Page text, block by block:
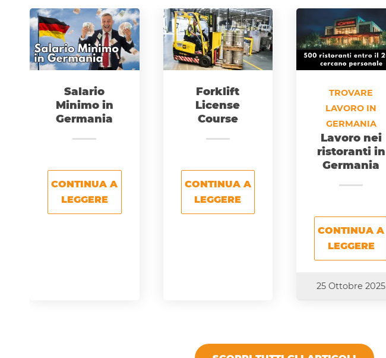
Salario
Minimo in
Germania
CONTINUA A
LEGGERE
Forklift
License
Course
CONTINUA A
LEGGERE
TROVARE
LAVORO IN
GERMANIA
Lavoro nei
ristoranti in
Germania
CONTINUA A
LEGGERE
25 Ottobre 2025